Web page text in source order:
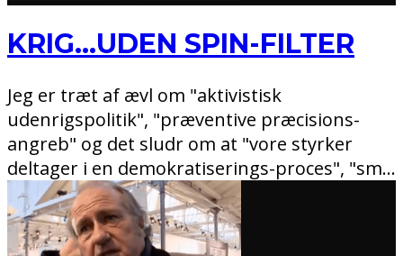
KRIG…UDEN SPIN-FILTER
Jeg er træt af ævl om "aktivistisk
udenrigspolitik", "præventive præcisions-
angreb" og det sludr om at "vore styrker
deltager i en demokratiserings-proces", "sm...